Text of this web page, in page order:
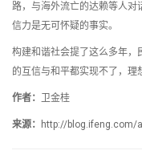
路，与海外流亡的达赖等人对
信力是无可怀疑的事实。
构建和谐社会提了这么多年，
的互信与和平都实现不了，理
作者： 卫金桂
来源： http://blog.ifeng.com/